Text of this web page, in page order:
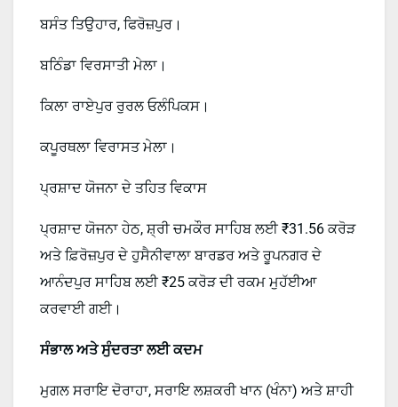
ਬਸੰਤ ਤਿਉਹਾਰ, ਫਿਰੋਜ਼ਪੁਰ।
ਬਠਿੰਡਾ ਵਿਰਸਾਤੀ ਮੇਲਾ।
ਕਿਲਾ ਰਾਏਪੁਰ ਰੁਰਲ ਓਲੰਪਿਕਸ।
ਕਪੂਰਥਲਾ ਵਿਰਾਸਤ ਮੇਲਾ।
ਪ੍ਰਸ਼ਾਦ ਯੋਜਨਾ ਦੇ ਤਹਿਤ ਵਿਕਾਸ
ਪ੍ਰਸ਼ਾਦ ਯੋਜਨਾ ਹੇਠ, ਸ਼੍ਰੀ ਚਮਕੌਰ ਸਾਹਿਬ ਲਈ ₹31.56 ਕਰੋੜ
ਅਤੇ ਫ਼ਿਰੋਜ਼ਪੁਰ ਦੇ ਹੁਸੈਨੀਵਾਲਾ ਬਾਰਡਰ ਅਤੇ ਰੂਪਨਗਰ ਦੇ
ਆਨੰਦਪੁਰ ਸਾਹਿਬ ਲਈ ₹25 ਕਰੋੜ ਦੀ ਰਕਮ ਮੁਹੱਈਆ
ਕਰਵਾਈ ਗਈ।
ਸੰਭਾਲ ਅਤੇ ਸੁੰਦਰਤਾ ਲਈ ਕਦਮ
ਮੁਗਲ ਸਰਾਇ ਦੋਰਾਹਾ, ਸਰਾਇ ਲਸ਼ਕਰੀ ਖਾਨ (ਖੰਨਾ) ਅਤੇ ਸ਼ਾਹੀ